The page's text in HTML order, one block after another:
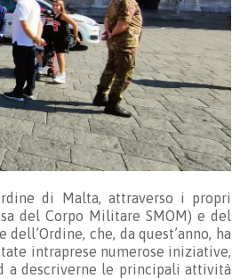
di Malta, attraverso i propri
del Corpo Militare SMOM) e del
che, da quest’anno, ha
intraprese numerose iniziative,
a descriverne le principali attività